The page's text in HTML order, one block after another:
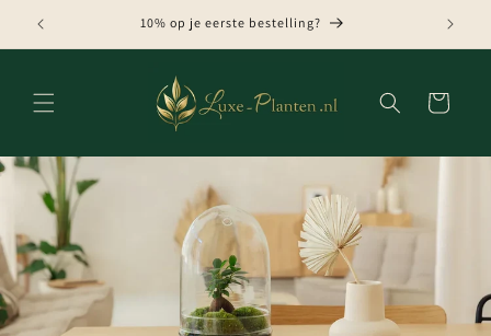
naar de
content
10% op je eerste bestelling?
Winkelwagen